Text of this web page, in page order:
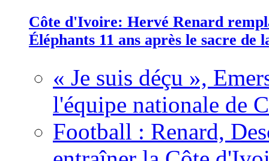
Côte d'Ivoire: Hervé Renard
Éléphants 11 ans après le sacre de
« Je suis déçu »,
l'équipe nationale de
Football : Renard,